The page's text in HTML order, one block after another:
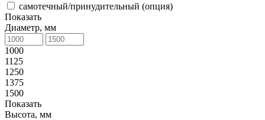
самотечный/принудительный (опция)
Показать
Диаметр, мм
1000
1125
1250
1375
1500
Показать
Высота, мм